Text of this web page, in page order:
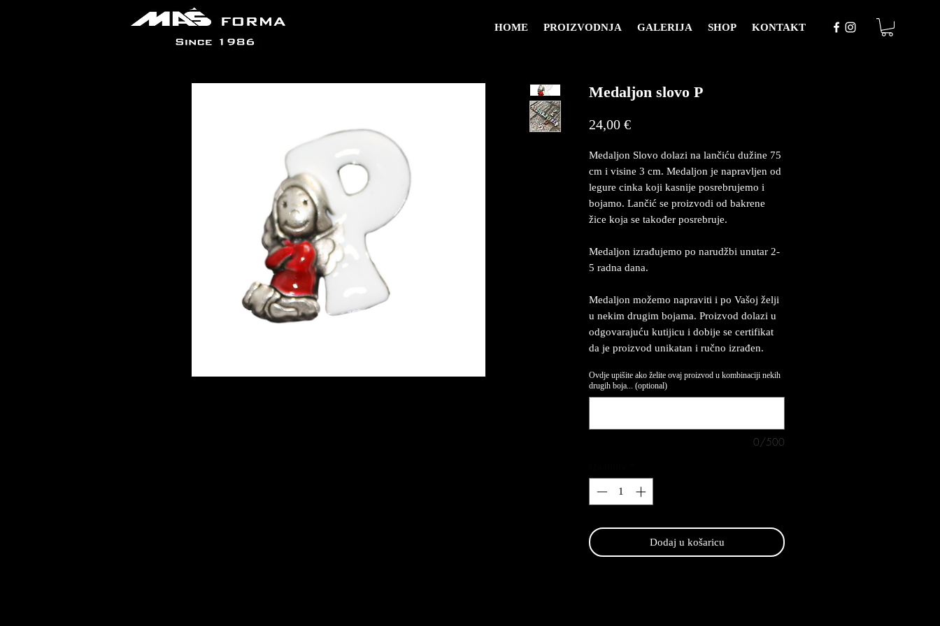
HOME PROIZVODNJA GALERIJA SHOP KONTAKT
Medaljon slovo P
24,00 €Price
Medaljon Slovo dolazi na lančiću dužine 75
cm i visine 3 cm. Medaljon je napravljen od
legure cinka koji kasnije posrebrujemo i
bojamo. Lančić se proizvodi od bakrene
žice koja se također posrebruje.
Medaljon izrađujemo po narudžbi unutar 2-
5 radna dana.
Medaljon možemo napraviti i po Vašoj želji
u nekim drugim bojama. Proizvod dolazi u
odgovarajuću kutijicu i dobije se certifikat
da je proizvod unikatan i ručno izrađen.
Ovdje upišite ako želite ovaj proizvod u kombinaciji nekih
drugih boja... (optional)
0/500
Dodaj u košaricu